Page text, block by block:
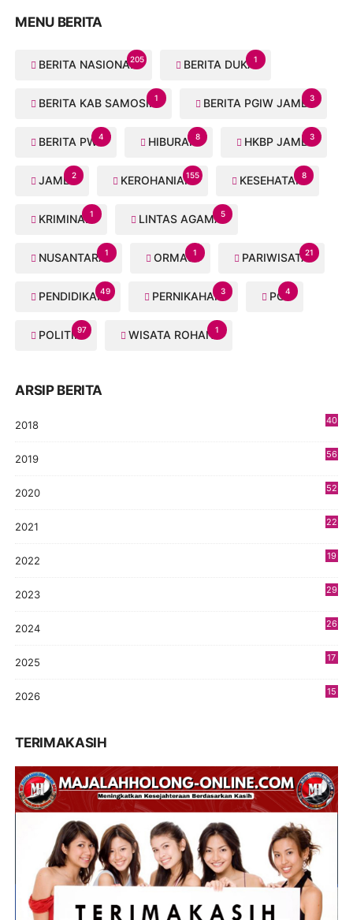
MENU BERITA
BERITA NASIONAL205 BERITA DUKA1
BERITA KAB SAMOSIR1 BERITA PGIW JAMBI3
BERITA PWI4 HIBURAN8 HKBP JAMBI3
JAMBI2 KEROHANIAN155 KESEHATAN8
KRIMINAL1 LINTAS AGAMA5
NUSANTARA1 ORMAS1 PARIWISATA21
PENDIDIKAN49 PERNIKAHAN3 PGI4
POLITIK97 WISATA ROHANI1
ARSIP BERITA
2018
40
2019
56
2020
52
2021
22
2022
19
2023
29
2024
26
2025
17
2026
15
TERIMAKASIH